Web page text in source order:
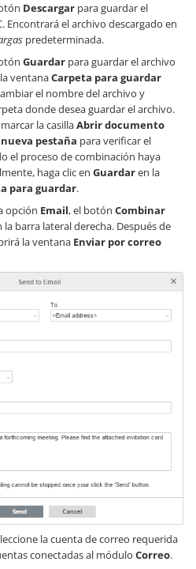
Descargar para guardar el
Encontrará el archivo descargado en
predeterminada.
Guardar para guardar el archivo
ventanaCarpeta para guardar
el nombre del archivo y
donde desea guardar el archivo.
la casillaAbrir documento
pestaña para verificar el
el proceso de combinación haya
haga clic en Guardaren la
para guardar.
opción Email, el botón Combinar
barra lateral derecha. Después de
la ventana Enviar por correo
la cuenta de correo requerida
conectadas al módulo Correo.